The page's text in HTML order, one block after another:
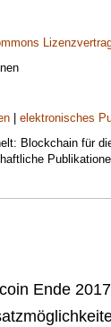
elektronisches
Blockchain für
Ende